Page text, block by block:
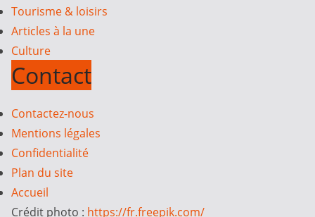
Tourisme & loisirs
Articles à la une
Culture
Contact
Contactez-nous
Mentions légales
Confidentialité
Plan du site
Accueil
Crédit photo : https://fr.freepik.com/